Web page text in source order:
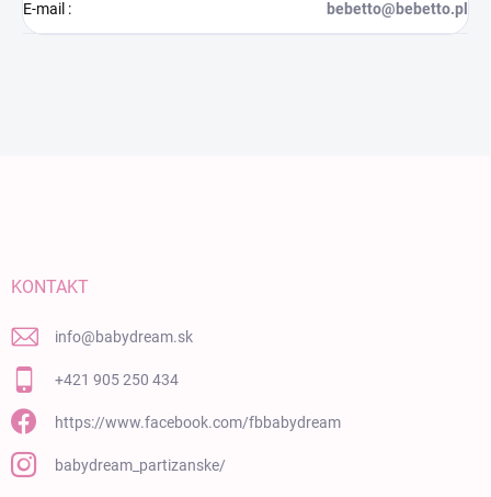
E-mail : bebetto@bebetto.pl
KONTAKT
info@babydream.sk
+421 905 250 434
https://www.facebook.com/fbbabydream
babydream_partizanske/